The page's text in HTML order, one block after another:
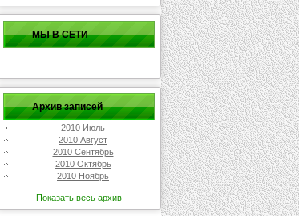
МЫ В СЕТИ
Архив записей
2010 Июль
2010 Август
2010 Сентябрь
2010 Октябрь
2010 Ноябрь
Показать весь архив